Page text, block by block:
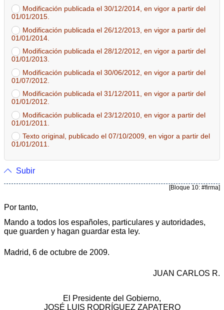
Modificación publicada el 30/12/2014, en vigor a partir del
01/01/2015.
Modificación publicada el 26/12/2013, en vigor a partir del
01/01/2014.
Modificación publicada el 28/12/2012, en vigor a partir del
01/01/2013.
Modificación publicada el 30/06/2012, en vigor a partir del
01/07/2012.
Modificación publicada el 31/12/2011, en vigor a partir del
01/01/2012.
Modificación publicada el 23/12/2010, en vigor a partir del
01/01/2011.
Texto original, publicado el 07/10/2009, en vigor a partir del
01/01/2011.
Subir
[Bloque 10: #firma]
Por tanto,
Mando a todos los españoles, particulares y autoridades,
que guarden y hagan guardar esta ley.
Madrid, 6 de octubre de 2009.
JUAN CARLOS R.
El Presidente del Gobierno,
JOSÉ LUIS RODRÍGUEZ ZAPATERO